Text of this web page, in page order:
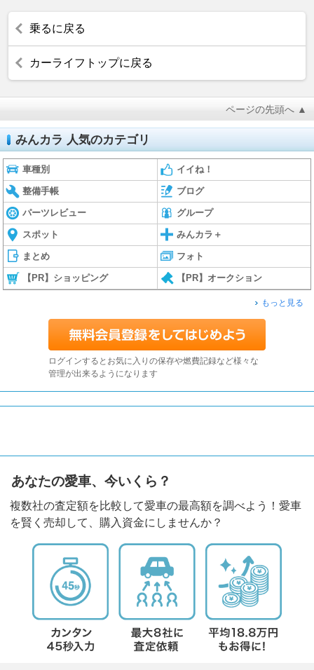
乗るに戻る
カーライフトップに戻る
ページの先頭へ ▲
みんカラ 人気のカテゴリ
車種別 イイね！
整備手帳 ブログ
パーツレビュー グループ
スポット みんカラ＋
まとめ フォト
【PR】ショッピング 【PR】オークション
もっと見る
ログインするとお気に入りの保存や燃費記録など様々な
管理が出来るようになります
あなたの愛車、今いくら？
複数社の査定額を比較して愛車の最高額を調べよう！愛車
を賢く売却して、購入資金にしませんか？